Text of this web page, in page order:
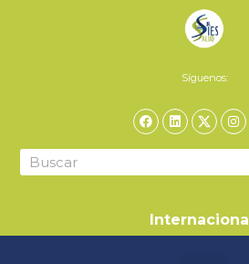
Síguenos:
Internacional